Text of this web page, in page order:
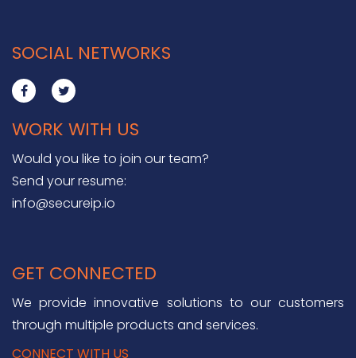
SOCIAL NETWORKS
WORK WITH US
Would you like to join our team?
Send your resume:
info@secureip.io
GET CONNECTED
We provide innovative solutions to our customers
through multiple products and services.
CONNECT WITH US